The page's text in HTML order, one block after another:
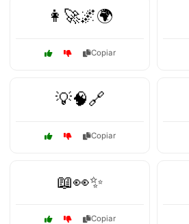
👩‍🚀🌌🌍
Copiar
💡🧠🔗
Copiar
📖👀✨
Copiar